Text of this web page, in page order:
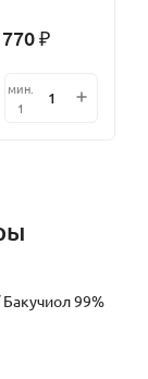
₽
мин.
1
99%